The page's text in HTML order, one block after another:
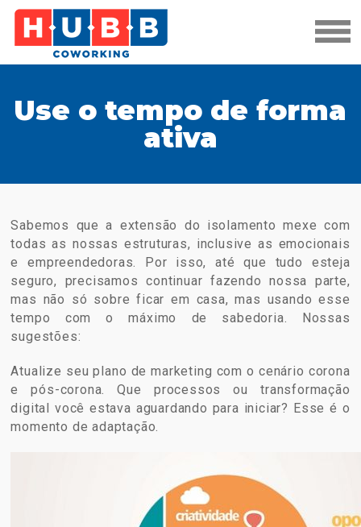
Use o tempo de forma
ativa
Sabemos que a extensão do isolamento mexe com
todas as nossas estruturas, inclusive as emocionais
e empreendedoras. Por isso, até que tudo esteja
seguro, precisamos continuar fazendo nossa parte,
mas não só sobre ficar em casa, mas usando esse
tempo com o máximo de sabedoria. Nossas
sugestões:
Atualize seu plano de marketing com o cenário corona
e pós-corona. Que processos ou transformação
digital você estava aguardando para iniciar? Esse é o
momento de adaptação.